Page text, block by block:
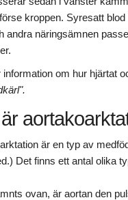
kroppen. Syresatt
andra näringsämnen
information om hur hjärtat
är en typ av
Det finns ett antal olika
ovan, är aortan den